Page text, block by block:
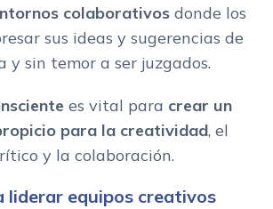
colaborativos donde los
sus ideas y sugerencias de
y sin temor a ser juzgados.
es vital para crear un
para la creatividad, el
y la colaboración.
liderar equipos creativos